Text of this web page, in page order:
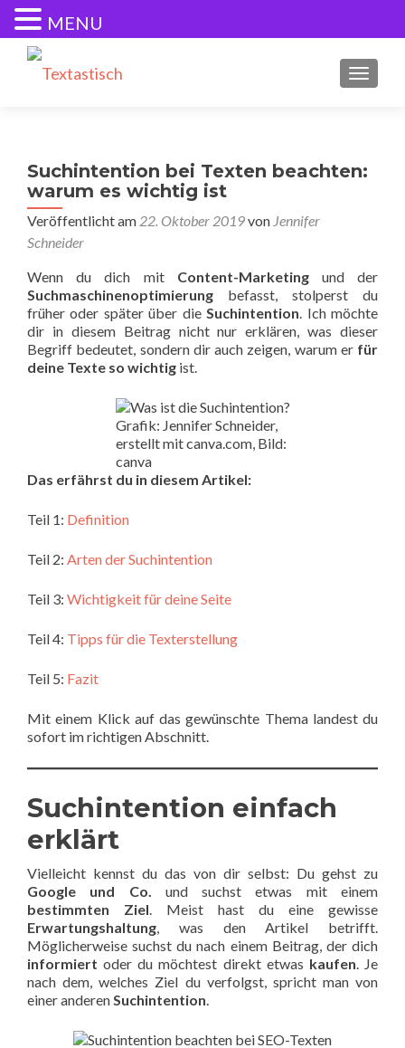
Suchintention bei Texten beachten:
warum es wichtig ist
Veröffentlicht am 22. Oktober 2019von Jennifer
Schneider
Wenn du dich mit Content-Marketingund der
Suchmaschinenoptimierung befasst, stolperst du
früher oder später über dieSuchintention. Ich möchte
dir in diesem Beitrag nicht nur erklären, was dieser
Begriff bedeutet, sondern dir auch zeigen, warum er für
deine Texte so wichtig ist.
Grafik: Jennifer Schneider,
erstellt mit canva.com, Bild:
canva
Das erfährst du in diesem Artikel:
Teil 1: Definition
Teil 2: Arten der Suchintention
Teil 3: Wichtigkeit für deine Seite
Teil 4: Tipps für die Texterstellung
Teil 5: Fazit
Mit einem Klick auf das gewünschte Thema landest du
sofort im richtigen Abschnitt.
Suchintention einfach
erklärt
Vielleicht kennst du das von dir selbst: Du gehst zu
Google und Co. und suchst etwas mit einem
bestimmten Ziel. Meist hast du eine gewisse
Erwartungshaltung, was den Artikel betrifft.
Möglicherweise suchst du nach einem Beitrag, der dich
informiertoder du möchtest direkt etwas kaufen. Je
nach dem, welches Ziel du verfolgst, spricht man von
einer anderenSuchintention.
MENU